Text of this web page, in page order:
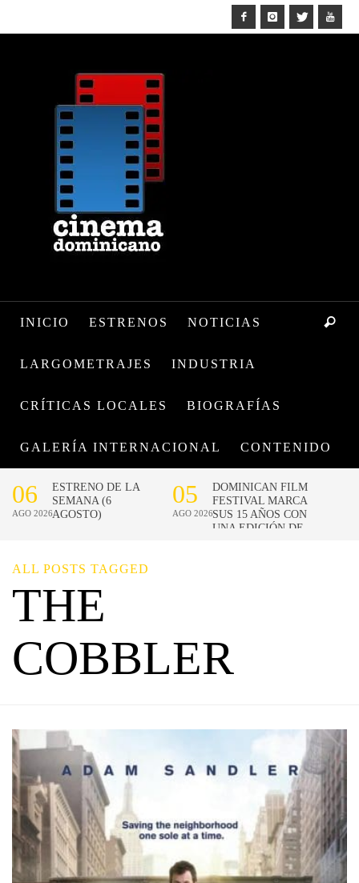
INICIO ESTRENOS NOTICIAS
LARGOMETRAJES INDUSTRIA
CRÍTICAS LOCALES BIOGRAFÍAS
GALERÍA INTERNACIONAL CONTENIDO
ALL POSTS TAGGED
THE
COBBLER